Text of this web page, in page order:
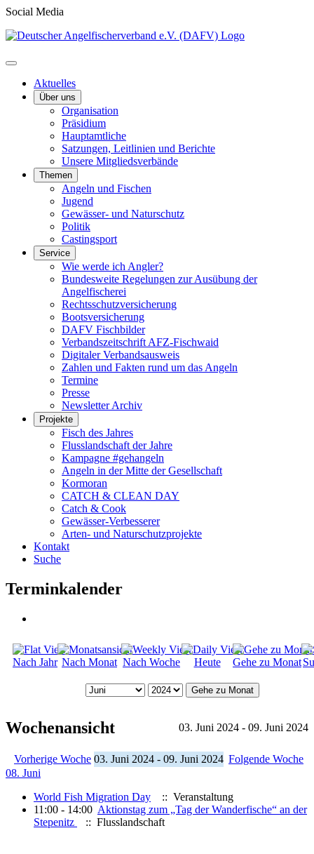
Social Media
Aktuelles
Über uns
Organisation
Präsidium
Hauptamtliche
Satzungen, Leitlinien und Berichte
Unsere Mitgliedsverbände
Themen
Angeln und Fischen
Jugend
Gewässer- und Naturschutz
Politik
Castingsport
Service
Wie werde ich Angler?
Bundesweite Regelungen zur Ausübung der
Angelfischerei
Rechtsschutzversicherung
Bootsversicherung
DAFV Fischbilder
Verbandszeitschrift AFZ-Fischwaid
Digitaler Verbandsausweis
Zahlen und Fakten rund um das Angeln
Termine
Presse
Newsletter Archiv
Projekte
Fisch des Jahres
Flusslandschaft der Jahre
Kampagne #gehangeln
Angeln in der Mitte der Gesellschaft
Kormoran
CATCH & CLEAN DAY
Catch & Cook
Gewässer-Verbesserer
Arten- und Naturschutzprojekte
Kontakt
Suche
Terminkalender
Nach Jahr Nach Monat Nach Woche Heute Gehe zu Monat
Gehe zu Monat
Wochenansicht 03. Juni 2024 - 09. Juni 2024
Vorherige Woche 03. Juni 2024 - 09. Juni 2024 Folgende Woche
08. Juni
World Fish Migration Day
:: Veranstaltung
11:00 - 14:00 Aktionstag zum „Tag der Wanderfische“ an der
Stepenitz
:: Flusslandschaft